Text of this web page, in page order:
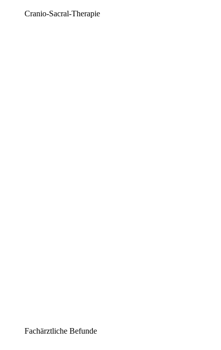
Cranio-Sacral-Therapie
Fachärztliche Befunde